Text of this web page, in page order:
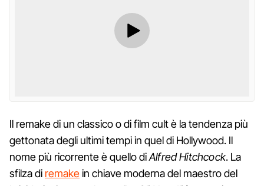
Il remake di un classico o di film cult è la tendenza più
gettonata degli ultimi tempi in quel di Hollywood. Il
nome più ricorrente è quello diAlfred Hitchcock. La
sfilza di remakein chiave moderna del maestro del